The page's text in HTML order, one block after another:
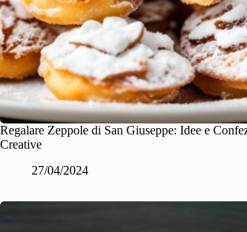
Regalare Zeppole di San Giuseppe: Idee e
Creative
27/04/2024